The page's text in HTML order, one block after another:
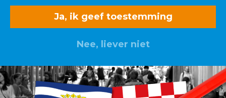
Ja, ik geef toestemming
Nee, liever niet
Lid worden? Klik hier